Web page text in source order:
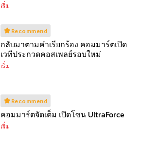
เริ่ม
Recommend
กลับมาตามคำเรียกร้อง คอมมาร์ตเปิด
เวทีประกวดคอสเพลย์รอบใหม่
เริ่ม
Recommend
คอมมาร์ตจัดเต็ม เปิดโซน UltraForce
เริ่ม